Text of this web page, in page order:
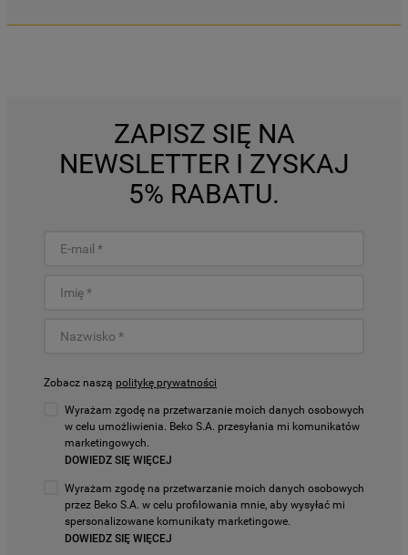
ZAPISZ SIĘ NA
NEWSLETTER I ZYSKAJ
5% RABATU.
Zobacz naszą politykę prywatności
Wyrażam zgodę na przetwarzanie moich danych osobowych
w celu umożliwienia. Beko S.A. przesyłania mi komunikatów
marketingowych.
DOWIEDZ SIĘ WIĘCEJ
Wyrażam zgodę na przetwarzanie moich danych osobowych
przez Beko S.A. w celu profilowania mnie, aby wysyłać mi
spersonalizowane komunikaty marketingowe.
DOWIEDZ SIĘ WIĘCEJ